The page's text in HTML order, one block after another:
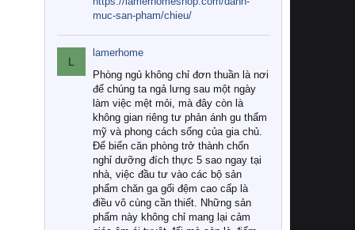
muc-san-pham/chieu/
L
lamerhome
Phòng ngủ không chỉ đơn thuần là nơi
để chúng ta ngả lưng sau một ngày
làm việc mệt mỏi, mà đây còn là
không gian riêng tư phản ánh gu thẩm
mỹ và phong cách sống của gia chủ.
Để biến căn phòng trở thành chốn
nghỉ dưỡng đích thực 5 sao ngay tại
nhà, việc đầu tư vào các bộ sản
phẩm chăn ga gối đệm cao cấp là
điều vô cùng cần thiết. Những sản
phẩm này không chỉ mang lại cảm